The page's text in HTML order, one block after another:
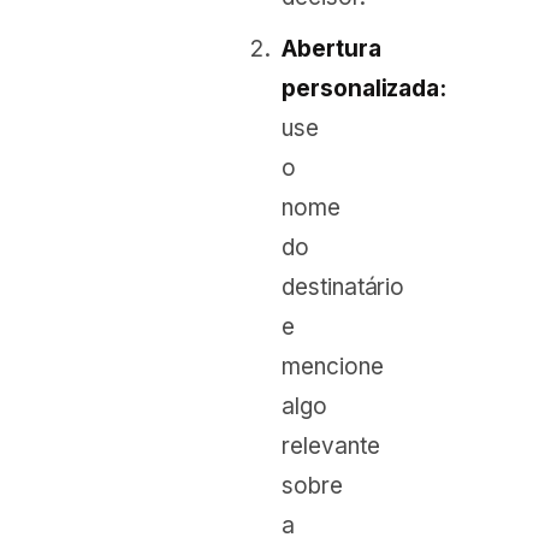
Abertura
personalizada:
use
o
nome
do
destinatário
e
mencione
algo
relevante
sobre
a